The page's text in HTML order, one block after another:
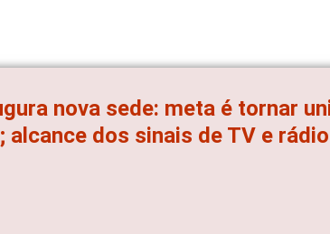
nova sede: meta é tornar
dos sinais de TV e